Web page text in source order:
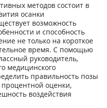
методов состоит в
осанки
возможность
и способность
не только на короткое
время. С помощью
руководитель,
медицинского
правильность позы
процентной оценки,
воздействия